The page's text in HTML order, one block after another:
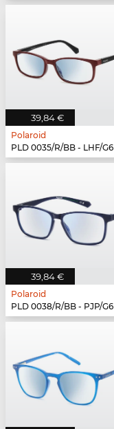
39,84 €
Polaroid
PLD 0035/R/BB - LHF/G6
39,84 €
Polaroid
PLD 0038/R/BB - PJP/G6